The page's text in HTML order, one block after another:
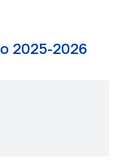
2025-2026